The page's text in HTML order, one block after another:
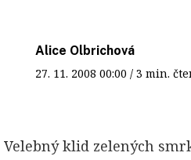
Alice Olbrichová
27. 11. 2008 00:00 / 3 min.
Velebný klid zelených